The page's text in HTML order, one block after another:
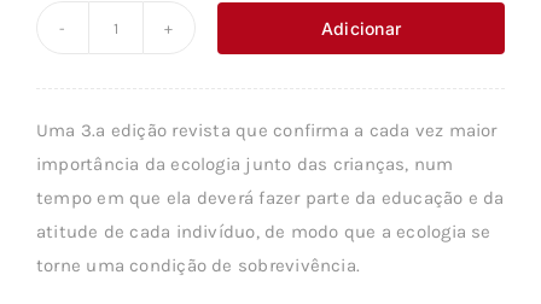
original
era:
é:
COISAS
Adicionar
Uma 3.ª edição revista que confirma a cada vez maior
importância da ecologia junto das crianças, num
tempo em que ela deverá fazer parte da educação e da
atitude de cada indivíduo, de modo que a ecologia se
torne uma condição de sobrevivência.